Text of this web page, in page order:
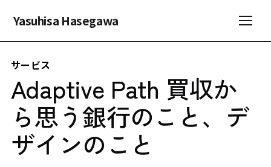
Yasuhisa Hasegawa
サービス
Adaptive Path 買収か
ら思う銀行のこと、デ
ザインのこと